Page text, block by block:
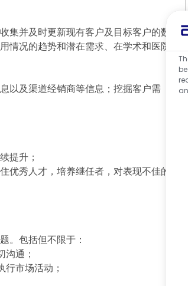
集并及时更新现有客户及目标客户的数
情况的趋势和潜在需求、在学术和医院
以及渠道经销商等信息；挖掘客户需
提升；
优秀人才，培养继任者，对表现不佳的
。包括但不限于：
通；
市场活动；